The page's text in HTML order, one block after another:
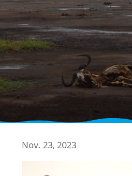
Nov. 23, 2023